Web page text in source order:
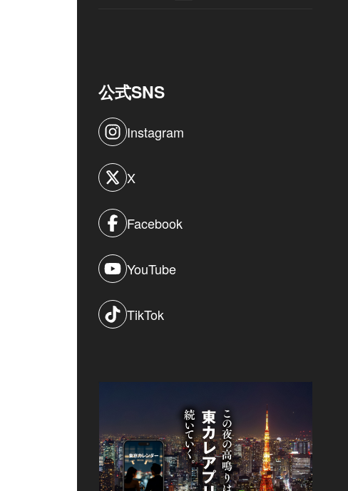
公式SNS
Instagram
X
Facebook
YouTube
TikTok